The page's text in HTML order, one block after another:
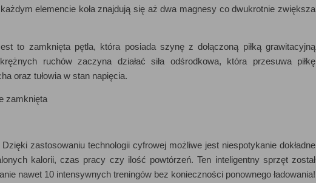
elemencie koła znajdują się aż dwa magnesy co dwukrotnie zwiększa
to zamknięta pętla, która posiada szynę z dołączoną piłką grawitacyjną
ruchów zaczyna działać siła odśrodkowa, która przesuwa piłkę
oraz tułowia w stan napięcia.
zamknięta
zastosowaniu technologii cyfrowej możliwe jest niespotykanie dokładne
kalorii, czas pracy czy ilość powtórzeń. Ten inteligentny sprzęt został
nawet 10 intensywnych treningów bez konieczności ponownego ładowania!